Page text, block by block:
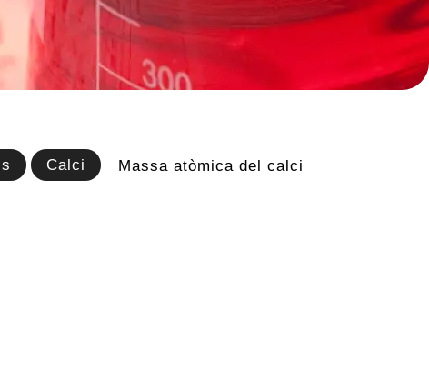
Calci Massa atòmica del calci